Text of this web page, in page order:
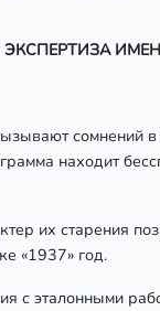
сомнений
находит
их старения
«1937» год.
с эталонными